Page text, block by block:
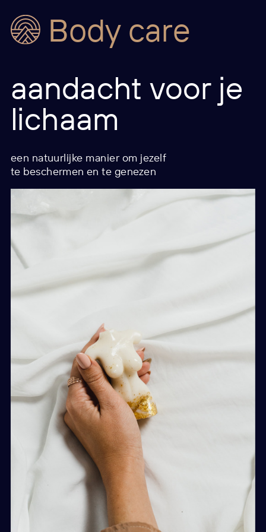
aandacht voor je
lichaam
een natuurlijke manier om jezelf
te beschermen en te genezen
Body care